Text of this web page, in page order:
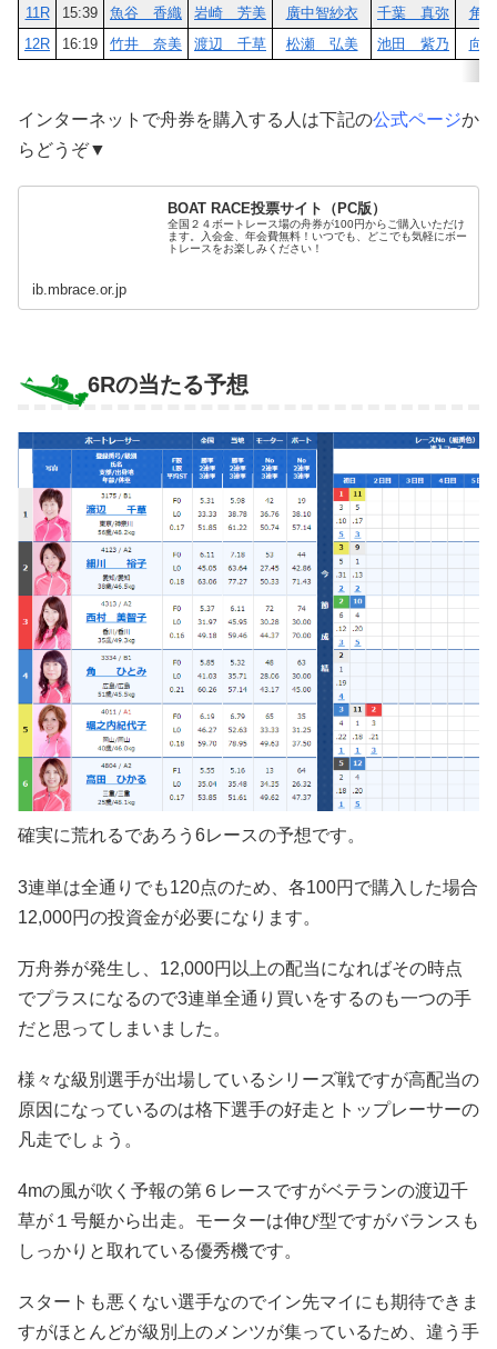
11R
15:39 魚谷 香織 岩崎 芳美 廣中智紗衣 千葉 真弥
角
12R
16:19 竹井 奈美 渡辺 千草 松瀬 弘美 池田 紫乃 向
インターネットで舟券を購入する人は下記の公式ページか
らどうぞ▼
BOAT RACE投票サイト（PC版）
全国２４ボートレース場の舟券が100円からご購入いただけ
ます。入会金、年会費無料！いつでも、どこでも気軽にボー
トレースをお楽しみください！
ib.mbrace.or.jp
6Rの当たる予想
確実に荒れるであろう6レースの予想です。
3連単は全通りでも120点のため、各100円で購入した場合
12,000円の投資金が必要になります。
万舟券が発生し、12,000円以上の配当になればその時点
でプラスになるので3連単全通り買いをするのも一つの手
だと思ってしまいました。
様々な級別選手が出場しているシリーズ戦ですが高配当の
原因になっているのは格下選手の好走とトップレーサーの
凡走でしょう。
4mの風が吹く予報の第６レースですがベテランの渡辺千
草が１号艇から出走。モーターは伸び型ですがバランスも
しっかりと取れている優秀機です。
スタートも悪くない選手なのでイン先マイにも期待できま
すがほとんどが級別上のメンツが集っているため、違う手